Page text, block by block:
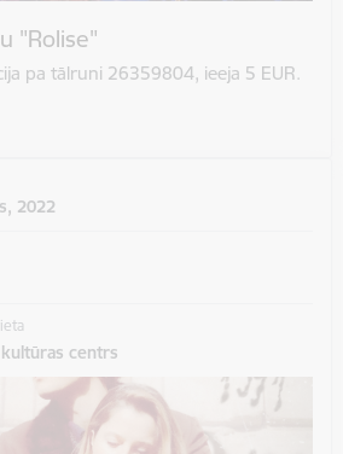
"Rolise"
pa tālruni 26359804, ieeja 5 EUR.
2022
centrs